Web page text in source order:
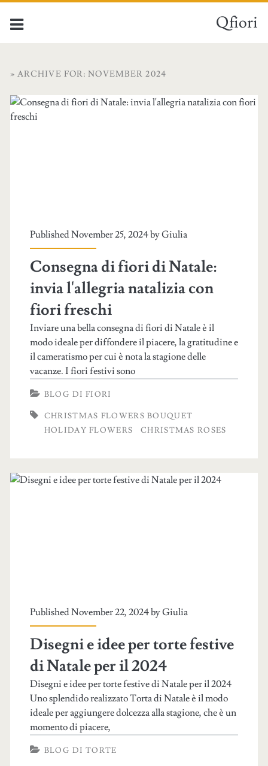
Qfiori
» ARCHIVE FOR: NOVEMBER 2024
Published November 25, 2024 byGiulia
Consegna di fiori di Natale:
invia l'allegria natalizia con
fiori freschi
Inviare una bella consegna di fiori di Natale è il
modo ideale per diffondere il piacere, la gratitudine e
il cameratismo per cui è nota la stagione delle
vacanze. I fiori festivi sono
BLOG DI FIORI
CHRISTMAS FLOWERS BOUQUET
HOLIDAY FLOWERS
CHRISTMAS ROSES
Published November 22, 2024 byGiulia
Disegni e idee per torte festive
di Natale per il 2024
Disegni e idee per torte festive di Natale per il 2024
Uno splendido realizzato Torta di Natale è il modo
ideale per aggiungere dolcezza alla stagione, che è un
momento di piacere,
BLOG DI TORTE